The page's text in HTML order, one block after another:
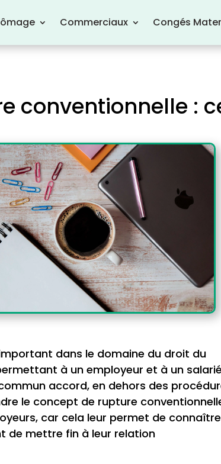
Commerciaux Congés
conventionnelle :
dans le domaine du droit du
à un employeur et à un salarié
accord, en dehors des
le concept de rupture
car cela leur permet de connaître
de mettre fin à leur relation